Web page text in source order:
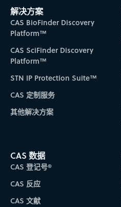
解决方案
CAS BioFinder Discovery
Platform™
CAS SciFinder Discovery
Platform™
STN IP Protection Suite™
CAS 定制服务
其他解决方案
CAS 数据
CAS 登记号®
CAS 反应
CAS 文献